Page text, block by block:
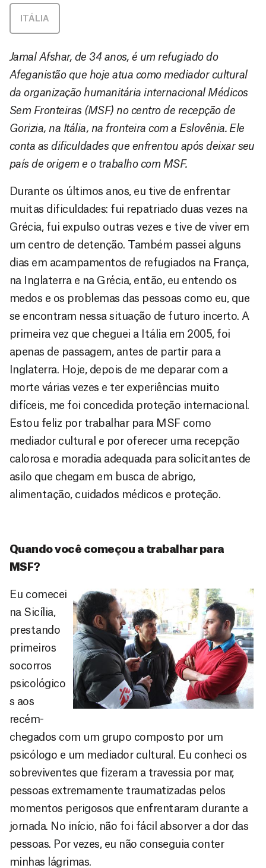
ITÁLIA
Jamal Afshar, de 34 anos, é um refugiado do
Afeganistão que hoje atua como mediador cultural
da organização humanitária internacional Médicos
Sem Fronteiras (MSF) no centro de recepção de
Gorizia, na Itália, na fronteira com a Eslovênia. Ele
conta as dificuldades que enfrentou após deixar seu
país de origem e o trabalho com MSF.
Durante os últimos anos, eu tive de enfrentar
muitas dificuldades: fui repatriado duas vezes na
Grécia, fui expulso outras vezes e tive de viver em
um centro de detenção. Também passei alguns
dias em acampamentos de refugiados na França,
na Inglaterra e na Grécia, então, eu entendo os
medos e os problemas das pessoas como eu, que
se encontram nessa situação de futuro incerto. A
primeira vez que cheguei a Itália em 2005, foi
apenas de passagem, antes de partir para a
Inglaterra. Hoje, depois de me deparar com a
morte várias vezes e ter experiências muito
difíceis, me foi concedida proteção internacional.
Estou feliz por trabalhar para MSF como
mediador cultural e por oferecer uma recepção
calorosa e moradia adequada para solicitantes de
asilo que chegam em busca de abrigo,
alimentação, cuidados médicos e proteção.
Quando você começou a trabalhar para
MSF?
Eu comecei
na Sicília,
prestando
primeiros
socorros
psicológico
s aos
recém-
chegados com um grupo composto por um
psicólogo e um mediador cultural. Eu conheci os
sobreviventes que fizeram a travessia por mar,
pessoas extremamente traumatizadas pelos
momentos perigosos que enfrentaram durante a
jornada. No início, não foi fácil absorver a dor das
pessoas. Por vezes, eu não conseguia conter
minhas lágrimas.